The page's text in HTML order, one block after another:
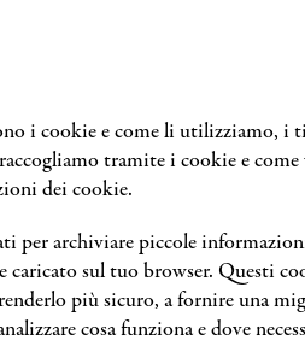
i cookie e come li utilizziamo, i
tramite i cookie e
dei cookie.
per archiviare piccole
sul tuo browser. Questi
più sicuro, a fornire una
cosa funziona e dove